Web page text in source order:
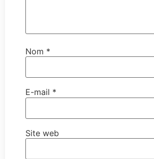
Nom *
E-mail *
Site web